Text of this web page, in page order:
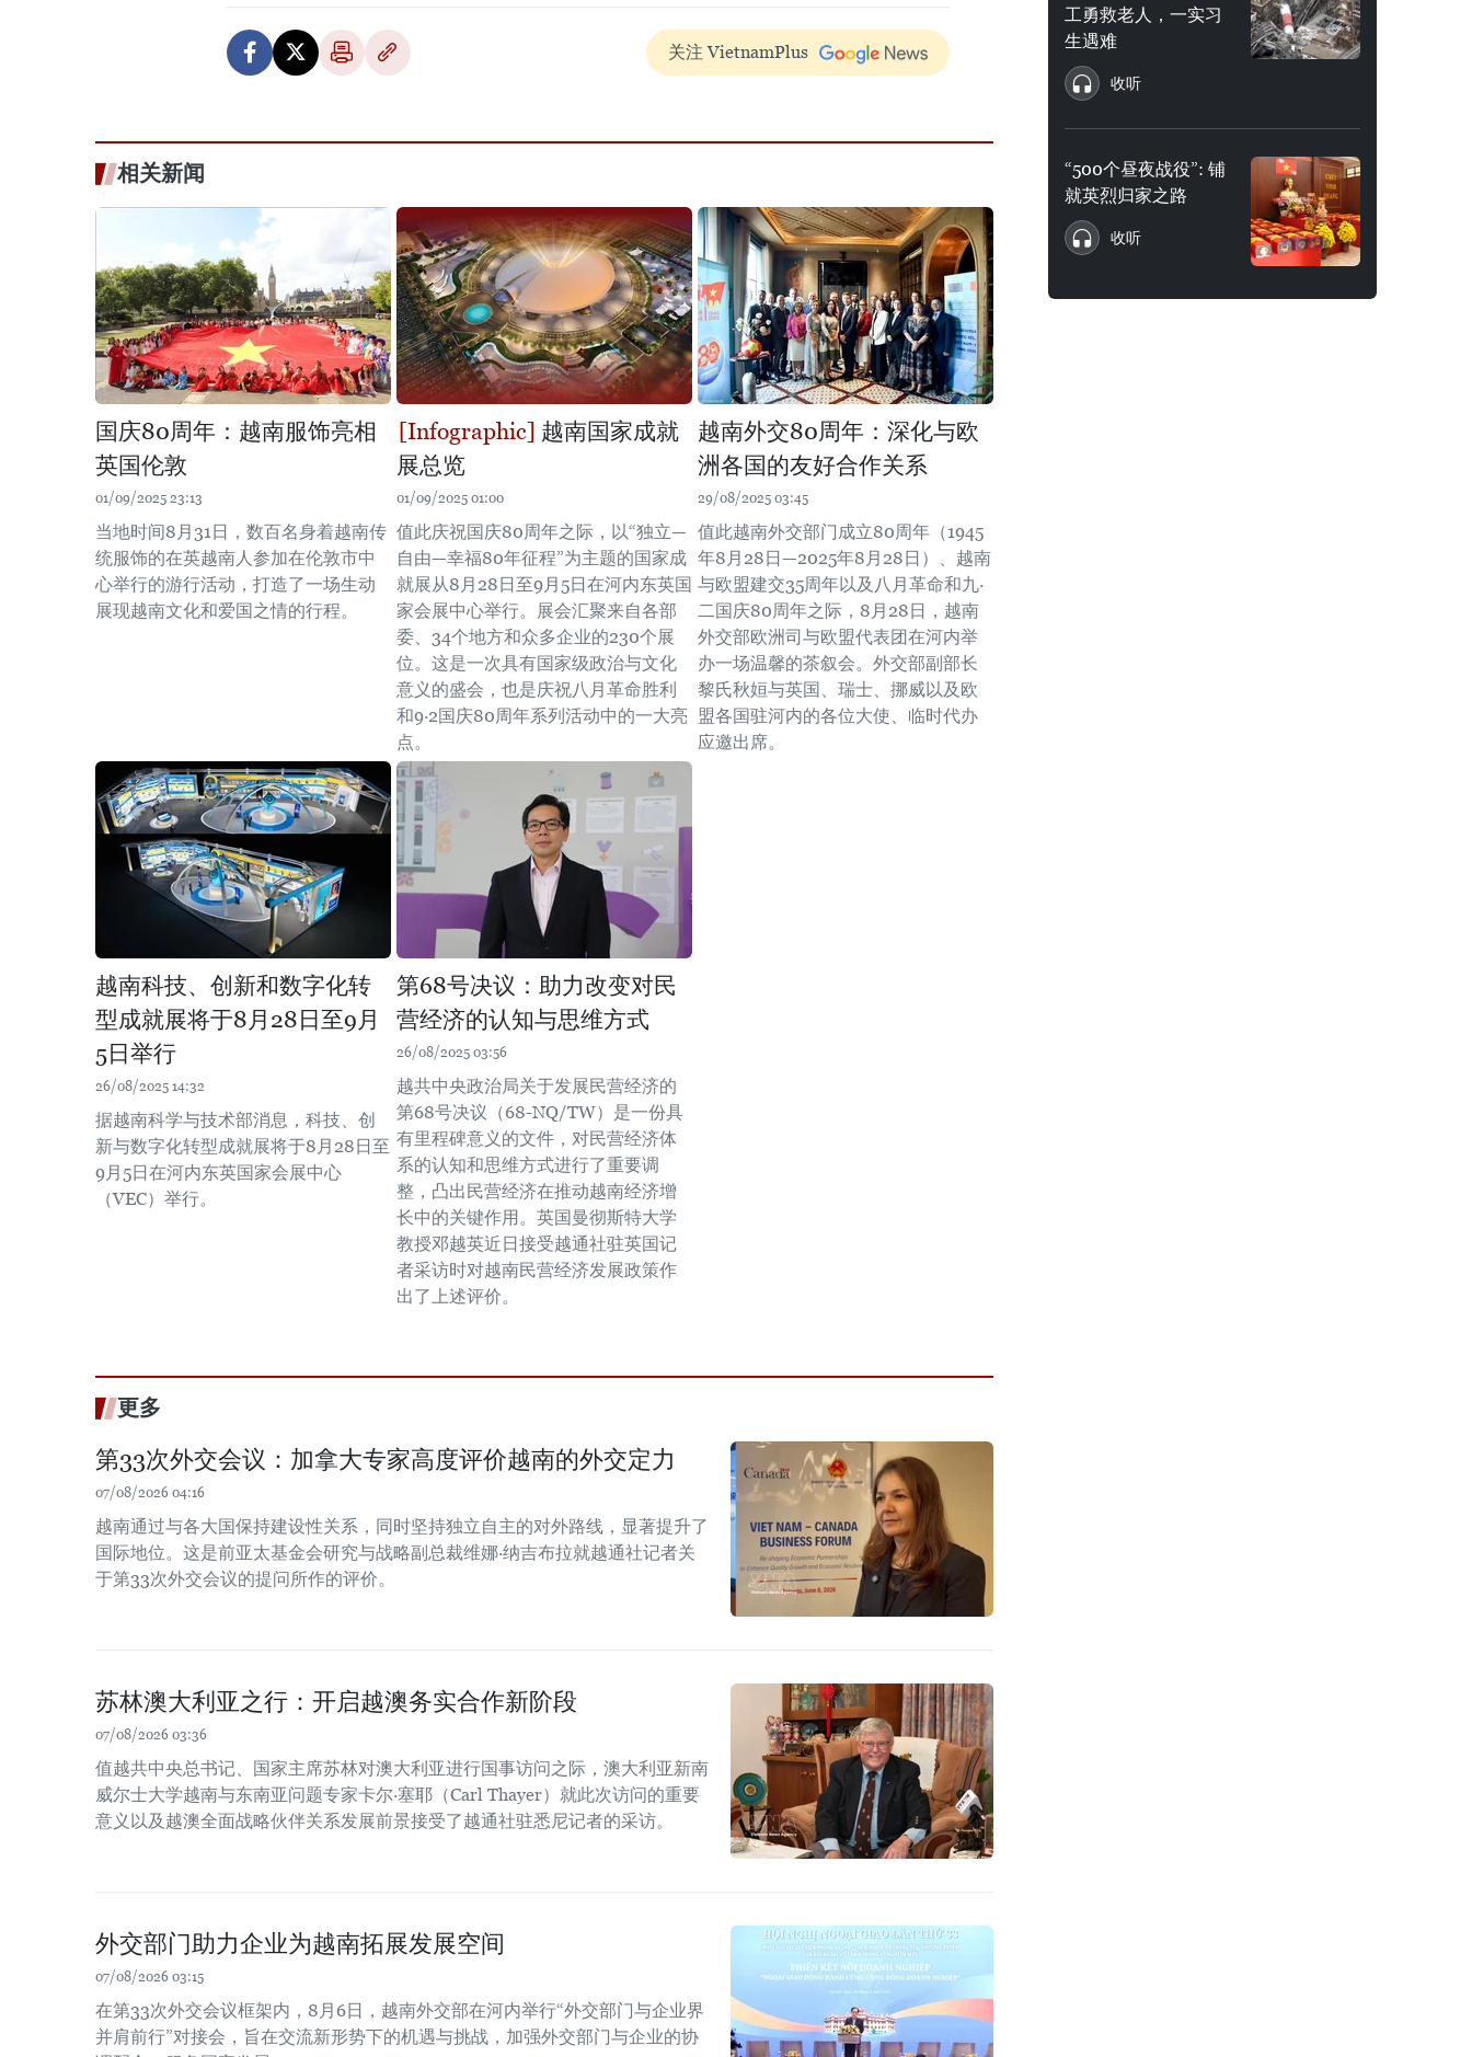
关注 VietnamPlus
相关新闻
国庆80周年：越南服饰亮相
英国伦敦
01/09/2025 23:13
当地时间8月31日，数百名身着越南传
统服饰的在英越南人参加在伦敦市中
心举行的游行活动，打造了一场生动
展现越南文化和爱国之情的行程。
越南国家成就
展总览
01/09/2025 01:00
值此庆祝国庆80周年之际，以“独立—
自由—幸福80年征程”为主题的国家成
就展从8月28日至9月5日在河内东英国
家会展中心举行。展会汇聚来自各部
委、34个地方和众多企业的230个展
位。这是一次具有国家级政治与文化
意义的盛会，也是庆祝八月革命胜利
和9·2国庆80周年系列活动中的一大亮
点。
越南外交80周年：深化与欧
洲各国的友好合作关系
29/08/2025 03:45
值此越南外交部门成立80周年（1945
年8月28日—2025年8月28日）、越南
与欧盟建交35周年以及八月革命和九·
二国庆80周年之际，8月28日，越南
外交部欧洲司与欧盟代表团在河内举
办一场温馨的茶叙会。外交部副部长
黎氏秋姮与英国、瑞士、挪威以及欧
盟各国驻河内的各位大使、临时代办
应邀出席。
越南科技、创新和数字化转
型成就展将于8月28日至9月
5日举行
26/08/2025 14:32
据越南科学与技术部消息，科技、创
新与数字化转型成就展将于8月28日至
9月5日在河内东英国家会展中心
（VEC）举行。
第68号决议：助力改变对民
营经济的认知与思维方式
26/08/2025 03:56
越共中央政治局关于发展民营经济的
第68号决议（68-NQ/TW）是一份具
有里程碑意义的文件，对民营经济体
系的认知和思维方式进行了重要调
整，凸出民营经济在推动越南经济增
长中的关键作用。英国曼彻斯特大学
教授邓越英近日接受越通社驻英国记
者采访时对越南民营经济发展政策作
出了上述评价。
更多
第33次外交会议：加拿大专家高度评价越南的外交定力
07/08/2026 04:16
越南通过与各大国保持建设性关系，同时坚持独立自主的对外路线，显著提升了
国际地位。这是前亚太基金会研究与战略副总裁维娜·纳吉布拉就越通社记者关
于第33次外交会议的提问所作的评价。
苏林澳大利亚之行：开启越澳务实合作新阶段
07/08/2026 03:36
值越共中央总书记、国家主席苏林对澳大利亚进行国事访问之际，澳大利亚新南
威尔士大学越南与东南亚问题专家卡尔·塞耶（Carl Thayer）就此次访问的重要
意义以及越澳全面战略伙伴关系发展前景接受了越通社驻悉尼记者的采访。
外交部门助力企业为越南拓展发展空间
07/08/2026 03:15
在第33次外交会议框架内，8月6日，越南外交部在河内举行“外交部门与企业界
并肩前行”对接会，旨在交流新形势下的机遇与挑战，加强外交部门与企业的协
工勇救老人，一实习
生遇难
收听
“500个昼夜战役”: 铺
就英烈归家之路
收听